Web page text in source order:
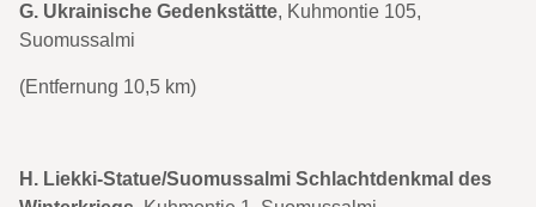
G. Ukrainische Gedenkstätte, Kuhmontie 105,
Suomussalmi
(Entfernung 10,5 km)
H. Liekki-Statue/Suomussalmi Schlachtdenkmal des